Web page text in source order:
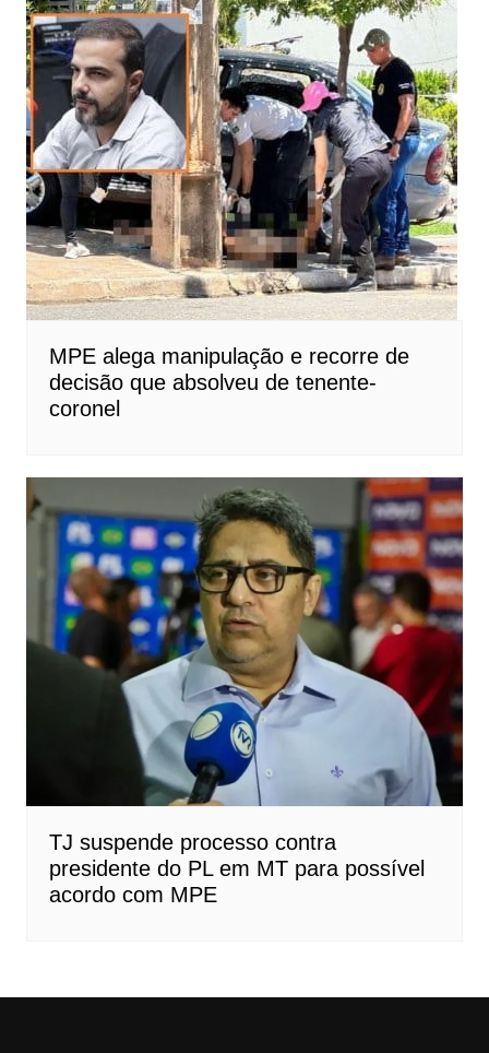
MPE alega manipulação e recorre de
decisão que absolveu de tenente-
coronel
TJ suspende processo contra
presidente do PL em MT para possível
acordo com MPE